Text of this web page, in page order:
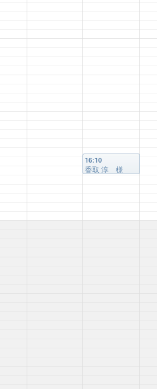
16:10
香取 淳 様